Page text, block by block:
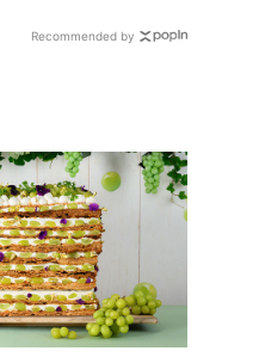
Recommended by